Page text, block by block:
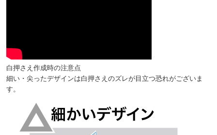
白押さえ作成時の注意点
細い・尖ったデザインは白押さえのズレが目立つ恐れがございま
す。